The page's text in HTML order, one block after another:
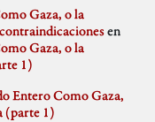
Gaza, o la
en
Gaza, o la
1)
Entero Como Gaza,
(parte 1)